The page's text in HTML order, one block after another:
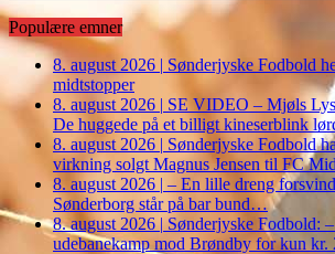
Populære emner
8. august 2026 | Sønderjyske Fodbold
midtstopper
8. august 2026 | SE VIDEO – Mjøls
De huggede på et billigt kineserblink
8. august 2026 | Sønderjyske Fodbold
virkning solgt Magnus Jensen til FC
8. august 2026 | – En lille dreng
Sønderborg står på bar bund…
8. august 2026 | Sønderjyske Fodbold:
udebanekamp mod Brøndby for kun kr.